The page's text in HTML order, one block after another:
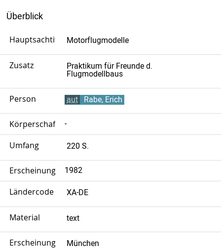
Überblick
Hauptsachtitel Motorflugmodelle
Zusatz
Praktikum für Freunde d.
Flugmodellbaus
Person aut Rabe, Erich
Körperschaft -
Umfang 220 S.
Erscheinungsjahr1982
Ländercode XA-DE
Material text
ErscheinungsortMünchen